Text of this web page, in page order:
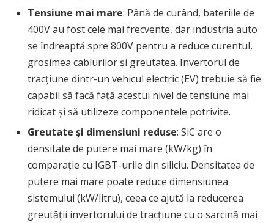
Tensiune mai mare: Până de curând, bateriile de
400V au fost cele mai frecvente, dar industria auto
se îndreaptă spre 800V pentru a reduce curentul,
grosimea cablurilor și greutatea. Invertorul de
tracțiune dintr-un vehicul electric (EV) trebuie să fie
capabil să facă față acestui nivel de tensiune mai
ridicat și să utilizeze componentele potrivite.
Greutate și dimensiuni reduse: SiC are o
densitate de putere mai mare (kW/kg) în
comparație cu IGBT-urile din siliciu. Densitatea de
putere mai mare poate reduce dimensiunea
sistemului (kW/litru), ceea ce ajută la reducerea
greutății invertorului de tracțiune cu o sarcină mai